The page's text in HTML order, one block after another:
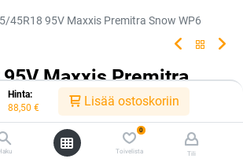
Hinta:
88,50 € Lisää ostoskoriin
0
Toivelista Tili
45R18 95V Maxxis Premitra Snow WP6
Maxxis Premitra